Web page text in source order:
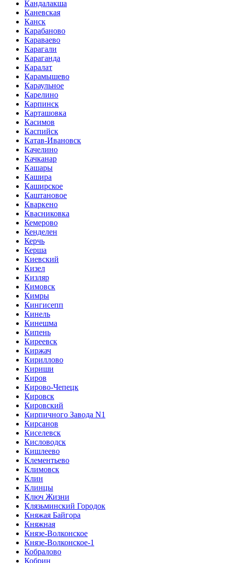
Кандалакша
Каневская
Канск
Карабаново
Караваево
Карагали
Караганда
Каралат
Карамышево
Караульное
Карелино
Карпинск
Карташовка
Касимов
Каспийск
Катав-Ивановск
Качелино
Качканар
Кашары
Кашира
Каширское
Каштановое
Кваркено
Квасниковка
Кемерово
Кенделен
Керчь
Керша
Киевский
Кизел
Кизляр
Кимовск
Кимры
Кингисепп
Кинель
Кинешма
Кипень
Киреевск
Киржач
Кириллово
Кириши
Киров
Кирово-Чепецк
Кировск
Кировский
Кирпичного Завода N1
Кирсанов
Киселевск
Кисловодск
Кишлеево
Клементьево
Климовск
Клин
Клинцы
Ключ Жизни
Клязьминский Городок
Княжая Байгора
Княжная
Князе-Волконское
Князе-Волконское-1
Кобралово
Кобрин